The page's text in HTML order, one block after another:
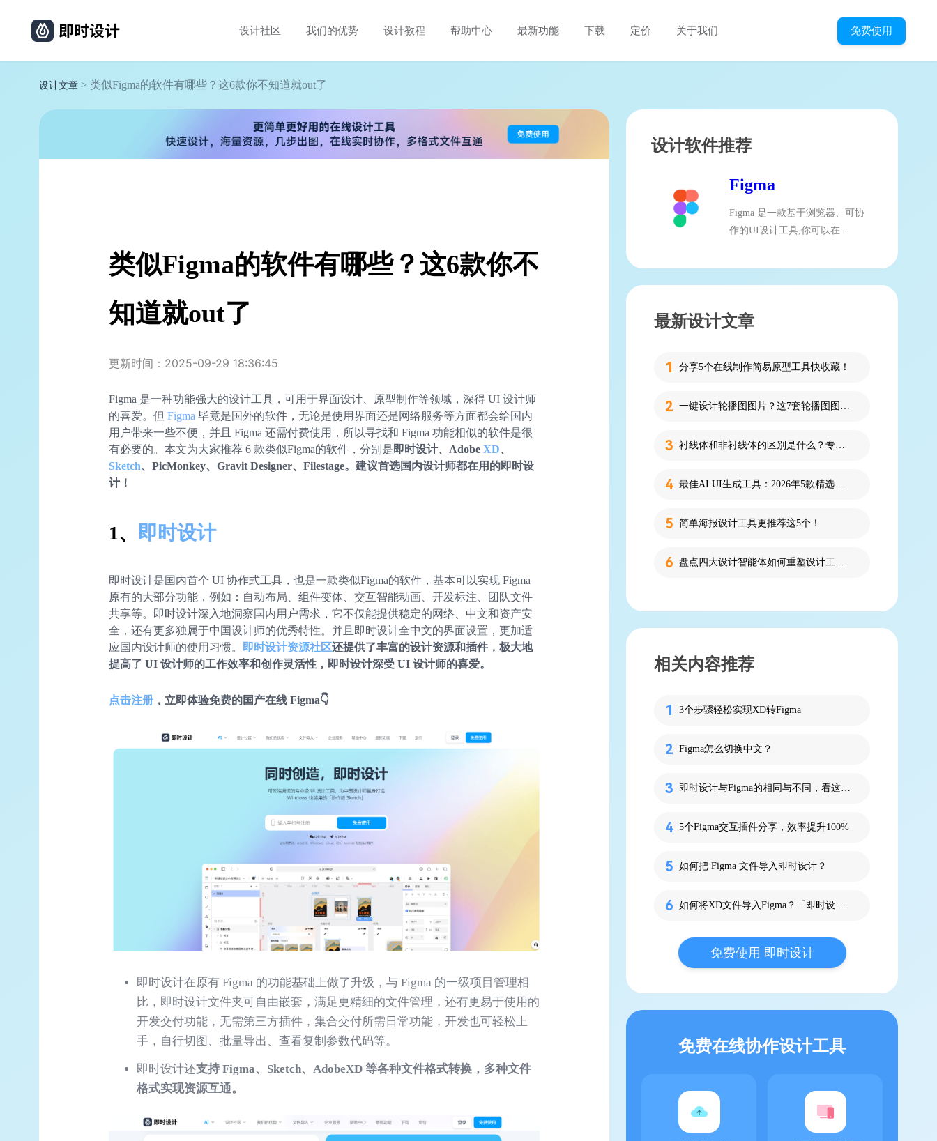
设计社区 我们的优势 设计教程 帮助中心 最新功能 下载 定价 关于我们 免费使用
设计文章 > 类似Figma的软件有哪些？这6款你不知道就out了
类似Figma的软件有哪些？这6款你不
知道就out了
更新时间：2025-09-29 18:36:45
Figma 是一种功能强大的设计工具，可用于界面设计、原型制作等领域，深得 UI 设计师
的喜爱。但 Figma 毕竟是国外的软件，无论是使用界面还是网络服务等方面都会给国内
用户带来一些不便，并且 Figma 还需付费使用，所以寻找和 Figma 功能相似的软件是很
有必要的。本文为大家推荐 6 款类似Figma的软件，分别是即时设计、Adobe XD、
Sketch、PicMonkey、Gravit Designer、Filestage。建议首选国内设计师都在用的即时设
计！
1、 即时设计
即时设计是国内首个 UI 协作式工具，也是一款类似Figma的软件，基本可以实现 Figma
原有的大部分功能，例如：自动布局、组件变体、交互智能动画、开发标注、团队文件
共享等。即时设计深入地洞察国内用户需求，它不仅能提供稳定的网络、中文和资产安
全，还有更多独属于中国设计师的优秀特性。并且即时设计全中文的界面设置，更加适
应国内设计师的使用习惯。 即时设计资源社区还提供了丰富的设计资源和插件，极大地
提高了 UI 设计师的工作效率和创作灵活性，即时设计深受 UI 设计师的喜爱。
点击注册 ，立即体验免费的国产在线 Figma👇
即时设计在原有 Figma 的功能基础上做了升级，与 Figma 的一级项目管理相
比，即时设计文件夹可自由嵌套，满足更精细的文件管理，还有更易于使用的
开发交付功能，无需第三方插件，集合交付所需日常功能，开发也可轻松上
手，自行切图、批量导出、查看复制参数代码等。
即时设计还支持 Figma、Sketch、AdobeXD 等各种文件格式转换，多种文件
格式实现资源互通。
设计软件推荐
Figma
Figma 是一款基于浏览器、可协
作的UI设计工具,你可以在...
最新设计文章
分享5个在线制作简易原型工具快收藏！
一键设计轮播图图片？这7套轮播图图片资源快收藏！
衬线体和非衬线体的区别是什么？专为设计新人解答！
最佳AI UI生成工具：2026年5款精选，新手零代码快速制作界面
简单海报设计工具更推荐这5个！
盘点四大设计智能体如何重塑设计工作流
相关内容推荐
3个步骤轻松实现XD转Figma
Figma怎么切换中文？
即时设计与Figma的相同与不同，看这5个方面！
5个Figma交互插件分享，效率提升100%
如何把 Figma 文件导入即时设计？
如何将XD文件导入Figma？「即时设计」实现一键转换！
免费使用 即时设计
免费在线协作设计工具